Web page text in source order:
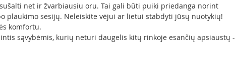
net ir žvarbiausiu oru. Tai gali būti puiki priedanga norint
plaukimo sesijų. Neleiskite vėjui ar lietui stabdyti jūsų nuotykių!
komfortu.
sąvybėmis, kurių neturi daugelis kitų rinkoje esančių apsiaustų -